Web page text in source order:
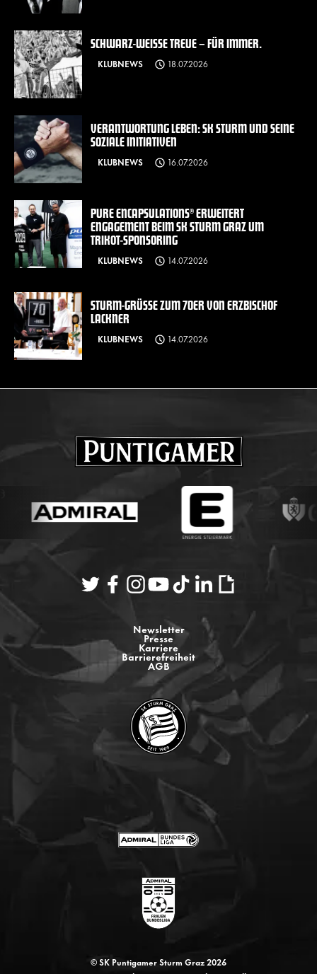
SCHWARZ-WEISSE TREUE – FÜR IMMER.
KLUBNEWS 18.07.2026
VERANTWORTUNG LEBEN: SK STURM UND SEINE
SOZIALE INITIATIVEN
KLUBNEWS 16.07.2026
PURE ENCAPSULATIONS® ERWEITERT
ENGAGEMENT BEIM SK STURM GRAZ UM
TRIKOT-SPONSORING
KLUBNEWS 14.07.2026
STURM-GRÜSSE ZUM 70ER VON ERZBISCHOF L
ACKNER
KLUBNEWS 14.07.2026
Newsletter
Presse
Karriere
Barrierefreiheit
AGB
© SK Puntigamer Sturm Graz 2026